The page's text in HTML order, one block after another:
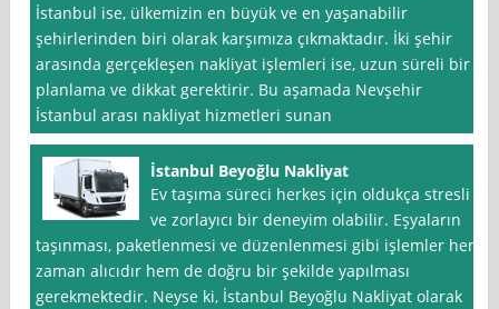
İstanbul ise, ülkemizin en büyük ve en yaşanabilir
şehirlerinden biri olarak karşımıza çıkmaktadır. İki şehir
arasında gerçekleşen nakliyat işlemleri ise, uzun süreli bir
planlama ve dikkat gerektirir. Bu aşamada Nevşehir
İstanbul arası nakliyat hizmetleri sunan
İstanbul Beyoğlu Nakliyat
Ev taşıma süreci herkes için oldukça stresli
ve zorlayıcı bir deneyim olabilir. Eşyaların
taşınması, paketlenmesi ve düzenlenmesi gibi işlemler hem
zaman alıcıdır hem de doğru bir şekilde yapılması
gerekmektedir. Neyse ki, İstanbul Beyoğlu Nakliyat olarak